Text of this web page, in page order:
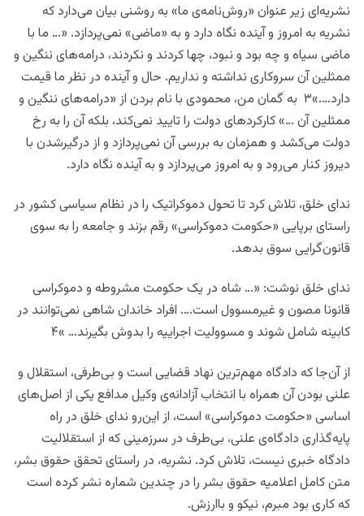
نشریه‌ای زیر عنوان «روش‌نامه‌ی ما» به روشنی بیان می‌دارد که
نشریه به امروز و آینده نگاه دارد و به «ماضی» نمی‌پردازد. «… ما با
ماضی سیاه و چه بود و نبود، چها کردند و نکردند، درامه‌های ننگین و
ممثلین آن سروکاری نداشته و نداریم. حال و آینده در نظر ما قیمت
دارد….»۳ به گمان من، محمودی با نام بردن از «درامه‌های ننگین و
ممثلین آن …» کارکرد‌های دولت را تایید نمی‌کند، بلکه آن را به رخ
دولت می‌کشد و همزمان به بررسی آن نمی‌پردازد و از درگیرشدن با
دیروز کنار می‌رود و به امروز می‌پردازد و به آینده نگاه دارد.
ندای خلق، تلاش کرد تا تحول دموکراتیک را در نظام سیاسی کشور در
راستای برپایی «حکومت دموکراسی» رقم بزند و جامعه را به سوی
قانون‌گرایی سوق بدهد.
ندای خلق نوشت: «… شاه در یک حکومت مشروطه و دموکراسی
قانونا مصون و غیرمسوول است…. افراد خاندان شاهی نمی‌توانند در
کابینه شامل شوند و مسوولیت اجراییه را بدوش بگیرند… »۴
از آن‌جا که دادگاه مهم‌ترین نهاد قضایی است و بی‌طرفی، استقلال و
علنی بودن آن همراه با انتخاب آزادانه‌ی وکیل مدافع یکی از اصل‌های
اساسی «حکومت دموکراسی» است، از این‌رو ندای خلق در راه
پایه‌گذاری دادگاه‌ی علنی، بی‌طرف در سرزمینی که از استقلالیت
دادگاه خبری نیست، تلاش کرد. نشریه، در راستای تحقق حقوق بشر،
متن کامل اعلامیه حقوق بشر را در چندین شماره نشر کرده است
که کاری بود مبرم، نیکو و باارزش.